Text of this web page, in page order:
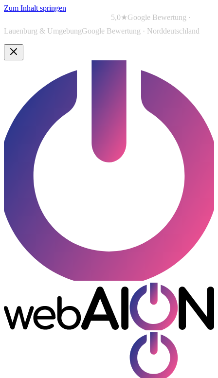
Zum Inhalt springen
5,0★Google Bewertung ·
Lauenburg & UmgebungGoogle Bewertung · Norddeutschland